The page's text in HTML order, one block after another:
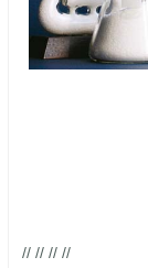
// // // //